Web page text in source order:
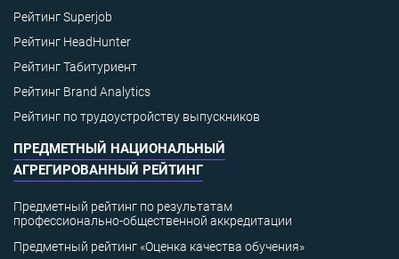
Рейтинг Superjob
Рейтинг HeadHunter
Рейтинг Табитуриент
Рейтинг Brand Analytics
Рейтинг по трудоустройству выпускников
ПРЕДМЕТНЫЙ НАЦИОНАЛЬНЫЙ
АГРЕГИРОВАННЫЙ РЕЙТИНГ
Предметный рейтинг по результатам
профессионально-общественной аккредитации
Предметный рейтинг «Оценка качества обучения»